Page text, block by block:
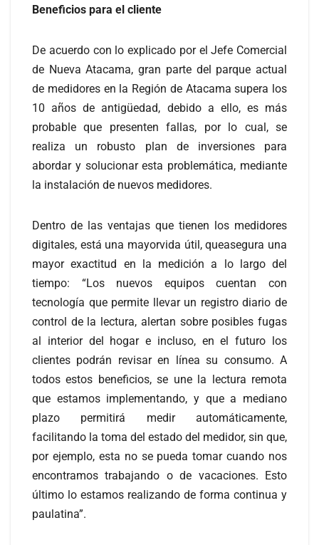
Beneficios para el cliente
De acuerdo con lo explicado por el Jefe Comercial
de Nueva Atacama, gran parte del parque actual
de medidores en la Región de Atacama supera los
10 años de antigüedad, debido a ello, es más
probable que presenten fallas, por lo cual, se
realiza un robusto plan de inversiones para
abordar y solucionar esta problemática, mediante
la instalación de nuevos medidores.
Dentro de las ventajas que tienen los medidores
digitales, está una mayorvida útil, queasegura una
mayor exactitud en la medición a lo largo del
tiempo: “Los nuevos equipos cuentan con
tecnología que permite llevar un registro diario de
control de la lectura, alertan sobre posibles fugas
al interior del hogar e incluso, en el futuro los
clientes podrán revisar en línea su consumo. A
todos estos beneficios, se une la lectura remota
que estamos implementando, y que a mediano
plazo permitirá medir automáticamente,
facilitando la toma del estado del medidor, sin que,
por ejemplo, esta no se pueda tomar cuando nos
encontramos trabajando o de vacaciones. Esto
último lo estamos realizando de forma continua y
paulatina”.